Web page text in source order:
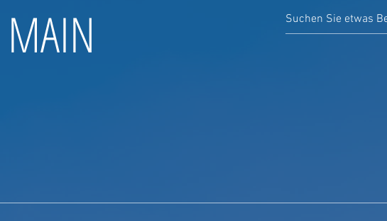
MAIN
wieder auftretendes Hochwasser, versandet der Floßhafen in Aschaffenburg im Bereich der